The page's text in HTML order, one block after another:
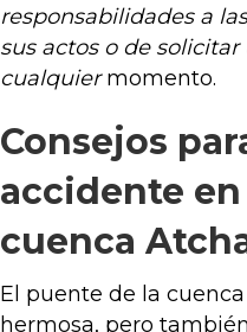
responsabilidades a
sus actos o de
cualquiermomento.
Consejos
accidente
cuenca
El puente de la
hermosa, pero